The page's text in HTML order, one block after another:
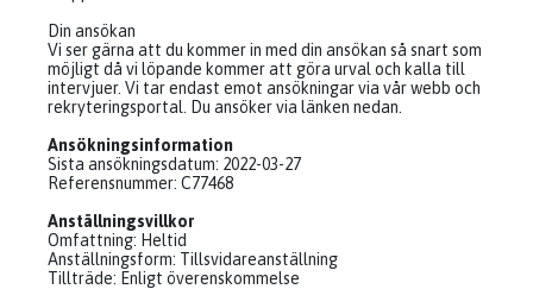
Din ansökan
Vi ser gärna att du kommer in med din ansökan så snart som
möjligt då vi löpande kommer att göra urval och kalla till
intervjuer. Vi tar endast emot ansökningar via vår webb och
rekryteringsportal. Du ansöker via länken nedan.
Ansökningsinformation
Sista ansökningsdatum: 2022-03-27
Referensnummer: C77468
Anställningsvillkor
Omfattning: Heltid
Anställningsform: Tillsvidareanställning
Tillträde: Enligt överenskommelse